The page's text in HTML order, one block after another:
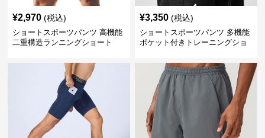
¥2,970 (税込)
ショートスポーツパンツ 高機能
二重構造ランニングショート
¥3,350 (税込)
ショートスポーツパンツ 多機能
ポケット付きトレーニングショ